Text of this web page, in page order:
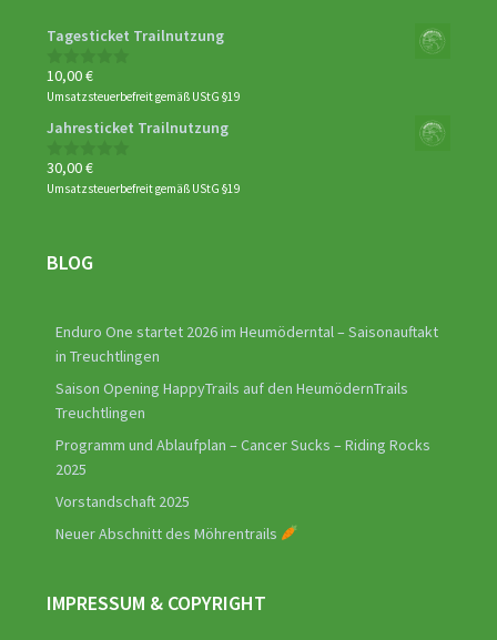
Tagesticket Trailnutzung
0
von
10,00€
Umsatzsteuerbefreit gemäß UStG §19
Jahresticket Trailnutzung
0
von
30,00€
Umsatzsteuerbefreit gemäß UStG §19
BLOG
Enduro One startet 2026 im Heumöderntal – Saisonauftakt
in Treuchtlingen
Saison Opening HappyTrails auf den HeumödernTrails
Treuchtlingen
Programm und Ablaufplan – Cancer Sucks – Riding Rocks
2025
Vorstandschaft 2025
Neuer Abschnitt des Möhrentrails
IMPRESSUM & COPYRIGHT